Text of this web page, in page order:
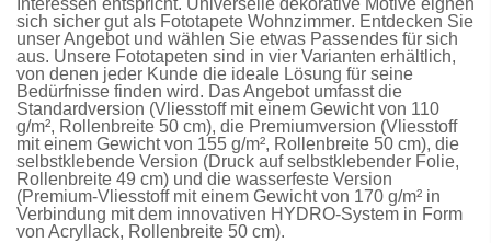
Interessen entspricht. Universelle dekorative Motive eignen
sich sicher gut als Fototapete Wohnzimmer. Entdecken Sie
unser Angebot und wählen Sie etwas Passendes für sich
aus. Unsere Fototapeten sind in vier Varianten erhältlich,
von denen jeder Kunde die ideale Lösung für seine
Bedürfnisse finden wird. Das Angebot umfasst die
Standardversion (Vliesstoff mit einem Gewicht von 110
g/m², Rollenbreite 50 cm), die Premiumversion (Vliesstoff
mit einem Gewicht von 155 g/m², Rollenbreite 50 cm), die
selbstklebende Version (Druck auf selbstklebender Folie,
Rollenbreite 49 cm) und die wasserfeste Version
(Premium-Vliesstoff mit einem Gewicht von 170 g/m² in
Verbindung mit dem innovativen HYDRO-System in Form
von Acryllack, Rollenbreite 50 cm).